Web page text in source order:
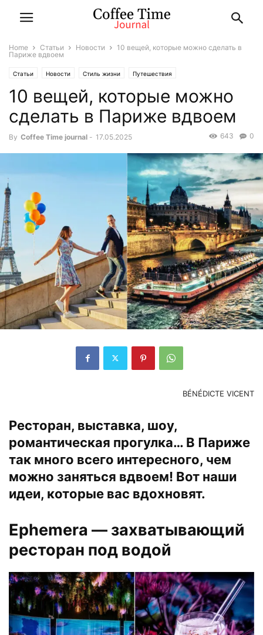
Home Статьи Новости
10 вещей, которые можно сделать в
Париже вдвоем
Статьи Новости Стиль жизни Путешествия
10 вещей, которые можно
сделать в Париже вдвоем
By Coffee Time journal - 17.05.2025 0
643
BÉNÉDICTE VICENT
Ресторан, выставка, шоу,
романтическая прогулка… В Париже
так много всего интересного, чем
можно заняться вдвоем! Вот наши
идеи, которые вас вдохновят.
Ephemera — захватывающий
ресторан под водой